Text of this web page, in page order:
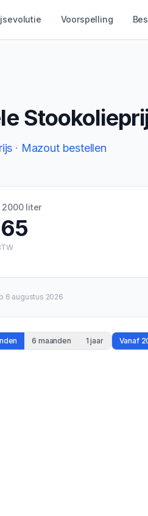
Voorspelling
· Mazout bestellen
2000 liter
6 augustus 2026
6 maanden 1 jaar Vanaf